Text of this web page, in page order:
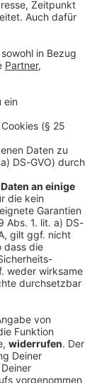
Team
Ein
zweite